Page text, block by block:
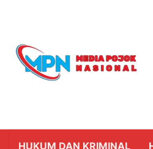
HUKUM DAN KRIMINAL